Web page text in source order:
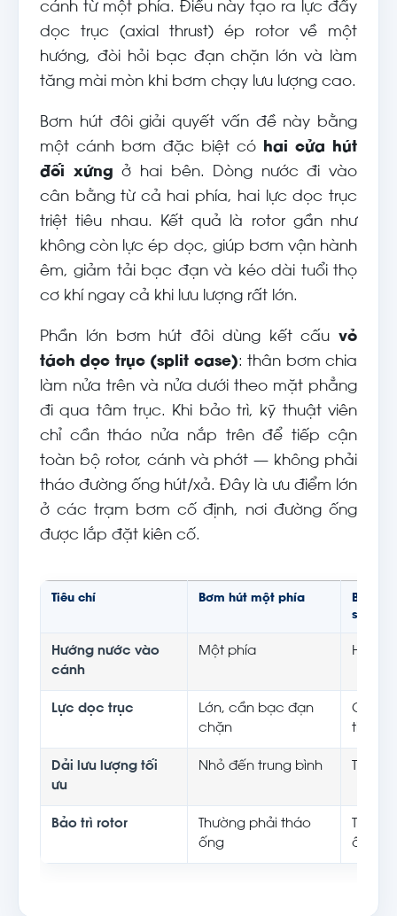
cánh từ một phía. Điều này tạo ra lực đẩy
dọc trục (axial thrust) ép rotor về một
hướng, đòi hỏi bạc đạn chặn lớn và làm
tăng mài mòn khi bơm chạy lưu lượng cao.
Bơm hút đôi giải quyết vấn đề này bằng
một cánh bơm đặc biệt có hai cửa hút
đối xứng ở hai bên. Dòng nước đi vào
cân bằng từ cả hai phía, hai lực dọc trục
triệt tiêu nhau. Kết quả là rotor gần như
không còn lực ép dọc, giúp bơm vận hành
êm, giảm tải bạc đạn và kéo dài tuổi thọ
cơ khí ngay cả khi lưu lượng rất lớn.
Phần lớn bơm hút đôi dùng kết cấu vỏ
tách dọc trục (split case): thân bơm chia
làm nửa trên và nửa dưới theo mặt phẳng
đi qua tâm trục. Khi bảo trì, kỹ thuật viên
chỉ cần tháo nửa nắp trên để tiếp cận
toàn bộ rotor, cánh và phớt — không phải
tháo đường ống hút/xả. Đây là ưu điểm lớn
ở các trạm bơm cố định, nơi đường ống
được lắp đặt kiên cố.
Tiêu chí Bơm hút một phía
Bơm
Hướng nước vào
cánh
Một phía Hai
Lực dọc trục
Lớn, cần bạc đạn
chặn
Cân
tiêu
Dải lưu lượng tối
ưu
Nhỏ đến trung bình Trung
Bảo trì rotor
Thường phải tháo
ống
Tháo
ống